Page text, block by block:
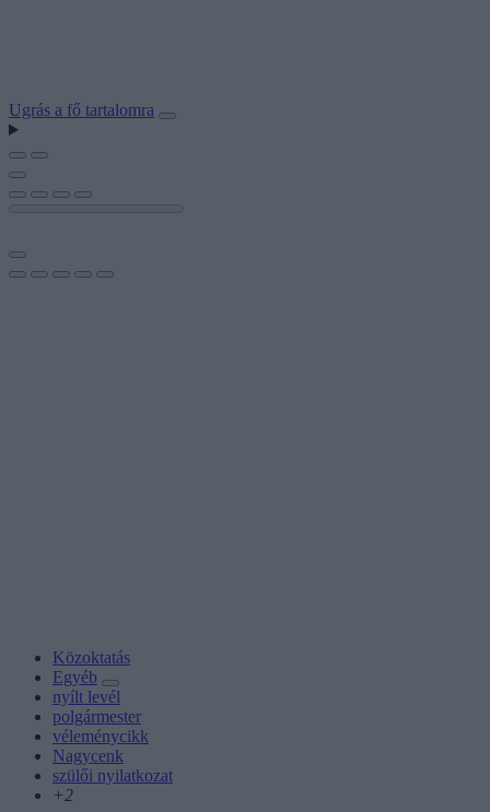
Ugrás a fő tartalomra
Közoktatás
Egyéb
nyílt levél
polgármester
véleménycikk
Nagycenk
szülői nyilatkozat
+2